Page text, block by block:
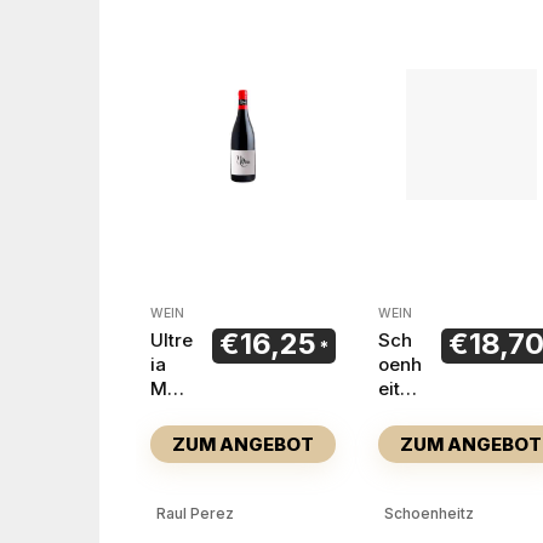
WEIN
Ultre
ia
Men
202
2
€16,25
ZUM ANGEBOT
Raul Perez
WEIN
Sch
oenh
eitz
ace
202
€18,70
ZUM ANGEBOT
Schoenheitz